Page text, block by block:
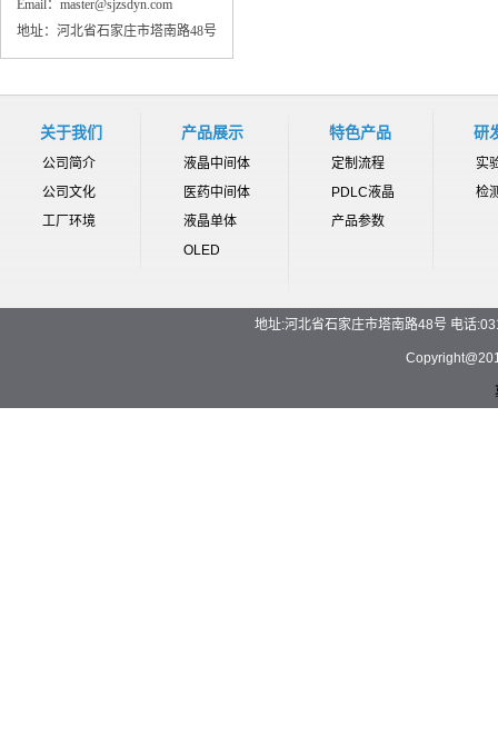
Email：master@sjzsdyn.com
地址：河北省石家庄市塔南路48号
关于我们
公司简介
公司文化
工厂环境
产品展示
液晶中间体
医药中间体
液晶单体
OLED
特色产品
定制流程
PDLC液晶
产品参数
研
实
检
地址:河北省石家庄市塔南路48号 电话